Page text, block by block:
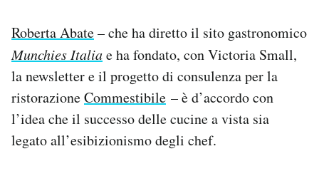
Roberta Abate– che ha diretto il sito gastronomico
Munchies Italiae ha fondato, con Victoria Small,
la newsletter e il progetto di consulenza per la
ristorazioneCommestibile – è d’accordo con
l’idea che il successo delle cucine a vista sia
legato all’esibizionismo degli chef.